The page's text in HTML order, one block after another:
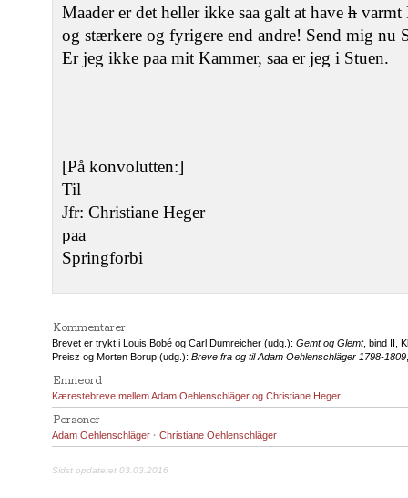
Maader er det heller ikke saa galt at have h varmt
og stærkere og fyrigere end andre! Send mig nu
Er jeg ikke paa mit Kammer, saa er jeg i Stuen.
[På konvolutten:]
Til
Jfr: Christiane Heger
paa
Springforbi
Kommentarer
Brevet er trykt i Louis Bobé og Carl Dumreicher (udg.): Gemt og Glemt, bind II,
Preisz og Morten Borup (udg.): Breve fra og til Adam Oehlenschläger 1798-1809
Emneord
Kærestebreve mellem Adam Oehlenschläger og Christiane Heger
Personer
Adam Oehlenschläger · Christiane Oehlenschläger
Sidst opdateret 03.03.2016